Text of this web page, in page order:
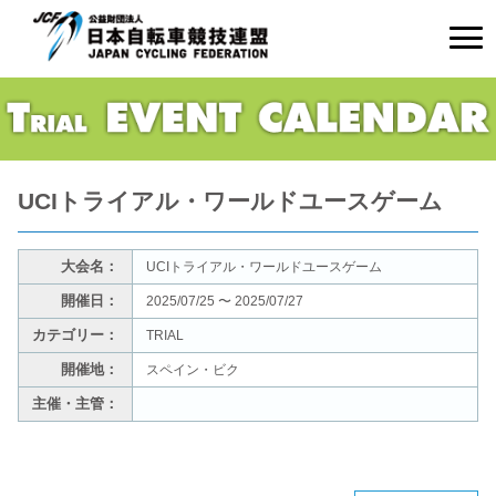
UCIトライアル・ワールドユースゲーム
大会名： UCIトライアル・ワールドユースゲーム
開催日： 2025/07/25 〜 2025/07/27
カテゴリー： TRIAL
開催地： スペイン・ビク
主催・主管：